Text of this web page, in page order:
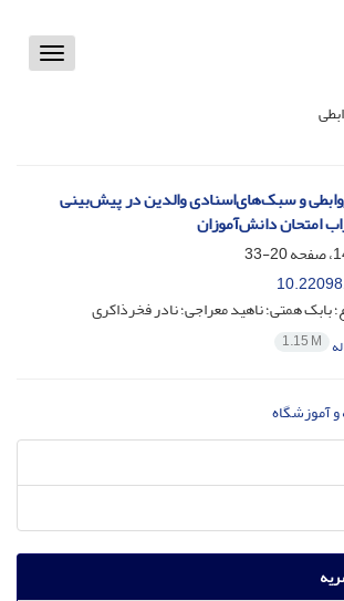
Toggle
و سبک‌های‌اسنادی والدین در پیش‌بینی
امتحان دانش‌آموزان
20-33
همتی؛ ناهید معراجی؛ نادر فخرذاکری
1.15 M